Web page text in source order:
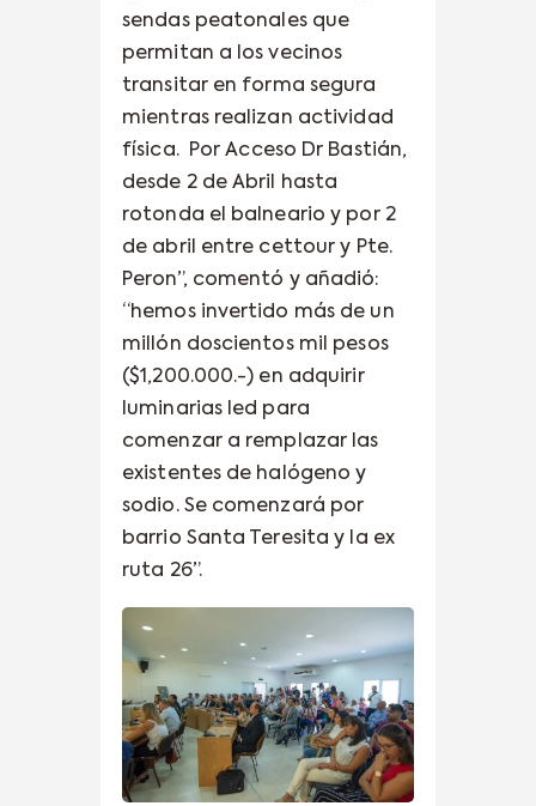
sendas peatonales que
permitan a los vecinos
transitar en forma segura
mientras realizan actividad
física.
Por Acceso Dr Bastián,
desde 2 de Abril hasta
rotonda el balneario y por 2
de abril entre cettour y Pte.
Peron”, comentó y añadió:
“hemos invertido más de un
millón doscientos mil pesos
($1,200.000.-) en adquirir
luminarias led para
comenzar a remplazar las
existentes de halógeno y
sodio. Se comenzará por
barrio Santa Teresita y la ex
ruta 26”.